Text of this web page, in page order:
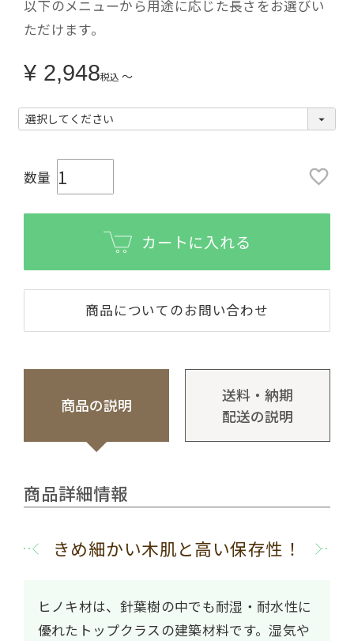
以下のメニューから用途に応じた長さをお選びい
ただけます。
¥ 2,948税込 〜
カートに入れる
商品についてのお問い合わせ
商品の説明
送料・納期
配送の説明
商品詳細情報
きめ細かい木肌と高い保存性！
ヒノキ材は、針葉樹の中でも耐湿・耐水性に
優れたトップクラスの建築材料です。湿気や